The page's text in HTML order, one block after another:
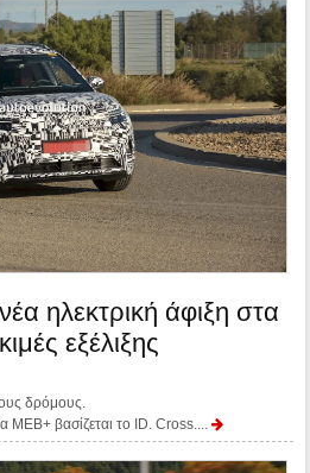
ηλεκτρική άφιξη στα
εξέλιξης
δρόμους.
MEB+ βασίζεται το ID. Cross....